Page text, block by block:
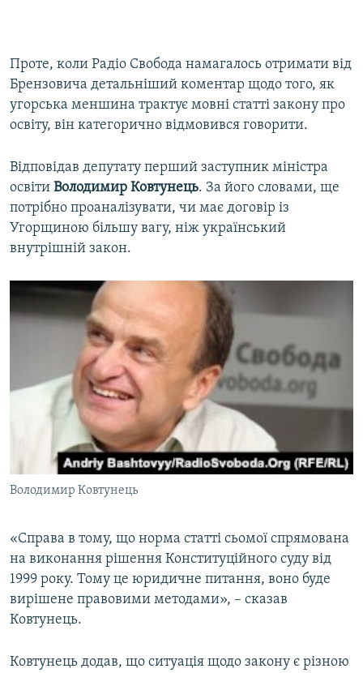
Проте, коли Радіо Свобода намагалось отримати від
Брензовича детальніший коментар щодо того, як
угорська меншина трактує мовні статті закону про
освіту, він категорично відмовився говорити.
Відповідав депутату перший заступник міністра
освіти Володимир Ковтунець. За його словами, ще
потрібно проаналізувати, чи має договір із
Угорщиною більшу вагу, ніж український
внутрішній закон.
Володимир Ковтунець
«Справа в тому, що норма статті сьомої спрямована
на виконання рішення Конституційного суду від
1999 року. Тому це юридичне питання, воно буде
вирішене правовими методами», – сказав
Ковтунець.
Ковтунець додав, що ситуація щодо закону є різною